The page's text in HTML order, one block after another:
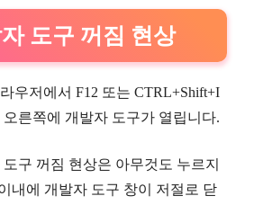
도구 꺼짐 현상
우저에서 F12 또는 CTRL+Shift+I
른쪽에 개발자 도구가 열립니다.
구 꺼짐 현상은 아무것도 누르지
내에 개발자 도구 창이 저절로 닫